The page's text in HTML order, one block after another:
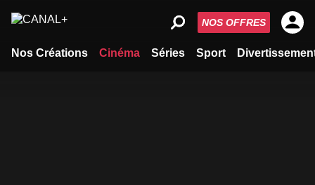
Nos Créations Cinéma Séries Sport
NOS OFFRES